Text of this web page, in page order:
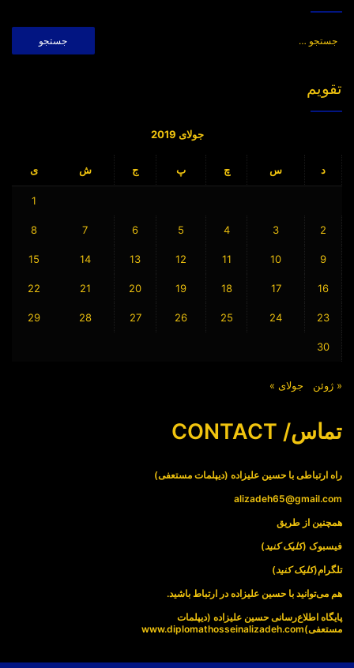
تقویم
جولای 2019
د س چ پ ج ش ی
1
2
3
4
5
6
7
8
9
10
11
12
13
14
15
16
17
18
19
20
21
22
23
24
25
26
27
28
29
30
« ژوئن جولای »
تماس/ CONTACT
راه ارتباطی با حسین علیزاده (دیپلمات مستعفی)
alizadeh65@gmail.com
همچنین از طریق
فیسبوک (کلیک کنید)
تلگرام(کلیک کنید)
هم می‌توانید با حسین علیزاده در ارتباط باشید.
پایگاه اطلاع‌رسانی حسین علیزاده (دیپلمات
مستعفی)www.diplomathosseinalizadeh.com